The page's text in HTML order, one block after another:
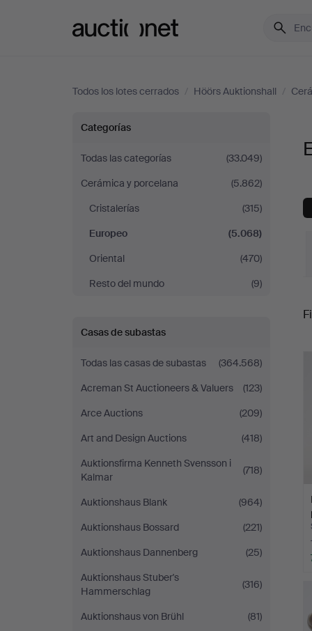
Todos los lotes cerrados / Höörs Auktionshall /
Europeo
en
Höörs
Auktionshall
Categorías
Todas las categorías
(33.049)
Cerámica y porcelana
(5.862)
Cristalerías
(315)
Europeo
(5.068)
Oriental
(470)
Resto del mundo
(9)
Casas de subastas
Todas las casas de subastas
(364.568)
Acreman St Auctioneers & Valuers
(123)
Arce Auctions
(209)
Art and Design Auctions
(418)
Auktionsfirma Kenneth Svensson i
Kalmar
(718)
Auktionshaus Blank
(964)
Auktionshaus Bossard
(221)
Auktionshaus Dannenberg
(25)
Auktionshaus Stuber's
Hammerschlag
(316)
Auktionshaus von Brühl
(81)